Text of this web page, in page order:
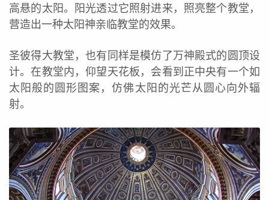
高悬的太阳。阳光透过它照射进来，照亮整个教堂，
营造出一种太阳神亲临教堂的效果。
圣彼得大教堂，也有同样是模仿了万神殿式的圆顶设
计。在教堂内，仰望天花板，会看到正中央有一个如
太阳般的圆形图案，仿佛太阳的光芒从圆心向外辐
射。